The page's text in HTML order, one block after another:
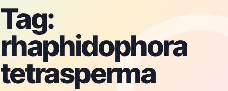
Tag:
rhaphidophora
tetrasperma